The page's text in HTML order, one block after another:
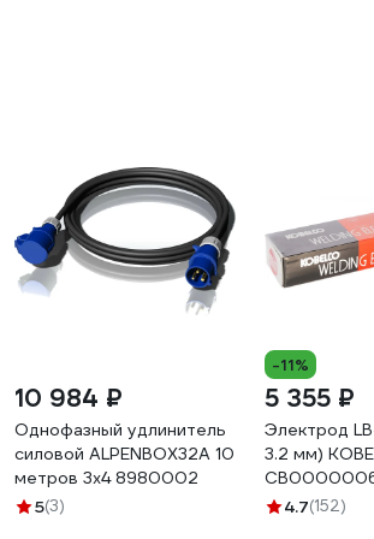
10 984 ₽
Однофазный удлинитель
силовой ALPENBOX32A 10
метров 3х4 8980002
5(3)
-11%
5 355 ₽
Электрод
3.2 мм)
4.7(152)